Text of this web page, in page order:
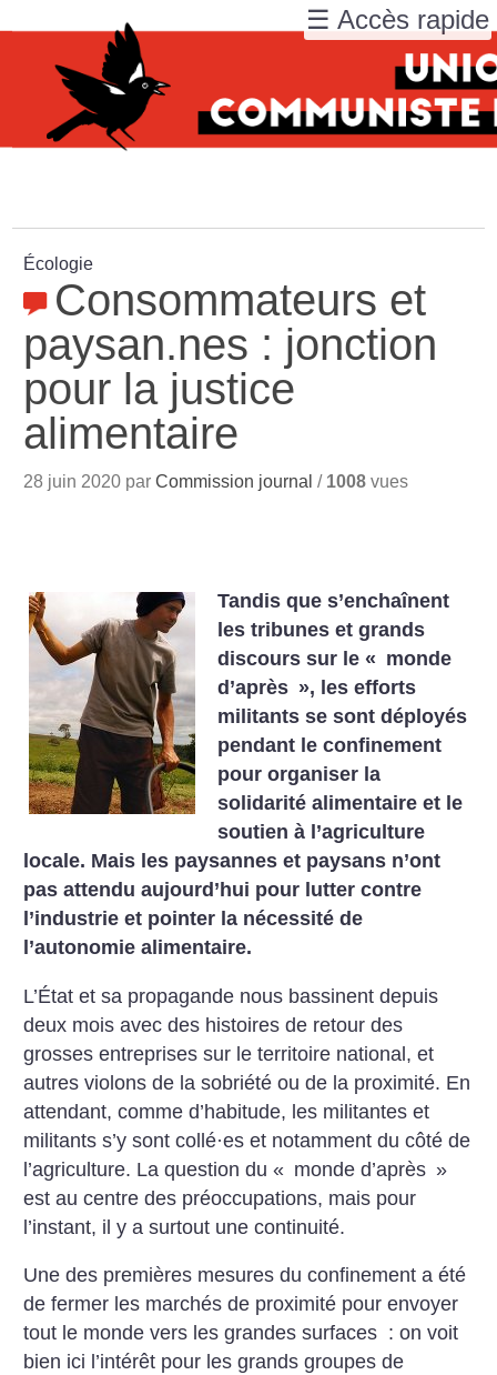
Écologie
Consommateurs et
paysan.nes : jonction
pour la justice
alimentaire
28 juin 2020 parCommission journal / 1008 vues
Tandis que s’enchaînent
les tribunes et grands
discours sur le « monde
d’après », les efforts
militants se sont déployés
pendant le confinement
pour organiser la
solidarité alimentaire et le
soutien à l’agriculture
locale. Mais les paysannes et paysans n’ont
pas attendu aujourd’hui pour lutter contre
l’industrie et pointer la nécessité de
l’autonomie alimentaire.
L’État et sa propagande nous bassinent depuis
deux mois avec des histoires de retour des
grosses entreprises sur le territoire national, et
autres violons de la sobriété ou de la proximité. En
attendant, comme d’habitude, les militantes et
militants s’y sont collé·es et notamment du côté de
l’agriculture. La question du « monde d’après »
est au centre des préoccupations, mais pour
l’instant, il y a surtout une continuité.
Une des premières mesures du confinement a été
de fermer les marchés de proximité pour envoyer
tout le monde vers les grandes surfaces : on voit
bien ici l’intérêt pour les grands groupes de
☰ Accès rapide